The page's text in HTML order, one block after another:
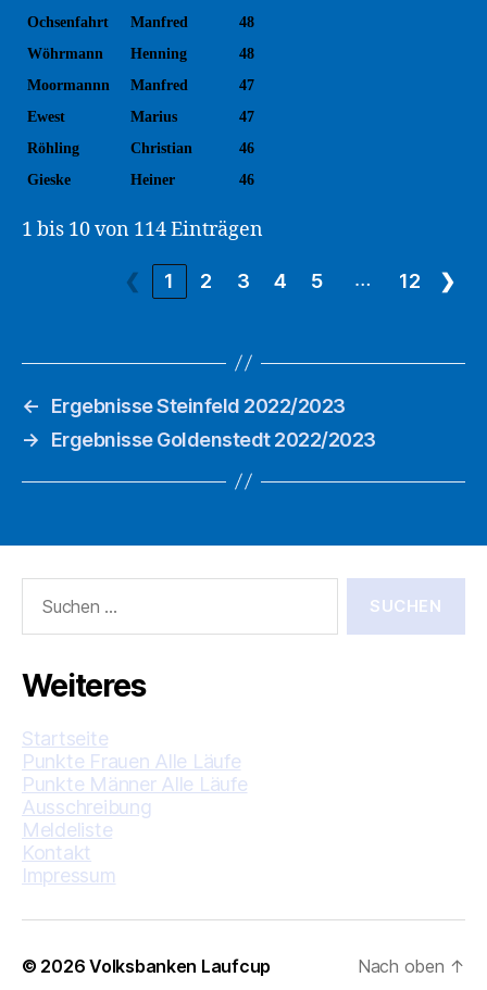
Ochsenfahrt
Manfred
48
Wöhrmann
Henning
48
Moormannn
Manfred
47
Ewest
Marius
47
Röhling
Christian
46
Gieske
Heiner 46
1 bis 10 von 114 Einträgen
❮ 1 2 3 4 5 … 12 ❯
←
Ergebnisse Steinfeld 2022/2023
→
Ergebnisse Goldenstedt 2022/2023
nach:
Weiteres
Startseite
Punkte Frauen Alle Läufe
Punkte Männer Alle Läufe
Ausschreibung
Meldeliste
Kontakt
Impressum
© 2026Volksbanken Laufcup Nach oben ↑